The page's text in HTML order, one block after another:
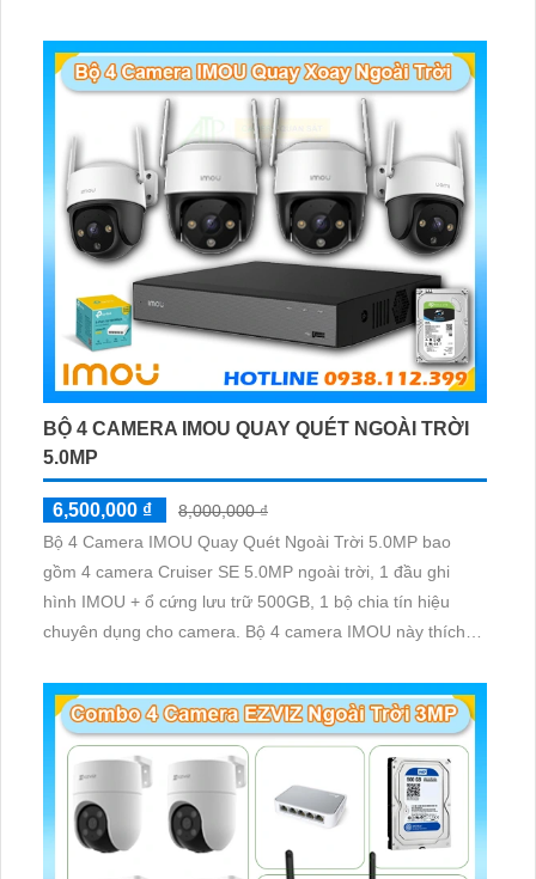
BỘ 4 CAMERA IMOU QUAY QUÉT NGOÀI TRỜI
5.0MP
6,500,000 ₫
8,000,000 ₫
Bộ 4 Camera IMOU Quay Quét Ngoài Trời 5.0MP bao
gồm 4 camera Cruiser SE 5.0MP ngoài trời, 1 đầu ghi
hình IMOU + ổ cứng lưu trữ 500GB, 1 bộ chia tín hiệu
chuyên dụng cho camera. Bộ 4 camera IMOU này thích
cần giám sát ngoài trời